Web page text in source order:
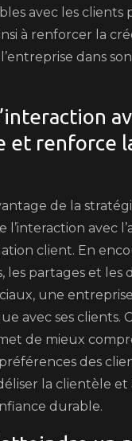
avec les clients
à renforcer la
dans
et renforce
de la
l’interaction avec
client. En
les partages et les
une
avec ses clients.
de mieux
des
la clientèle et
durable.